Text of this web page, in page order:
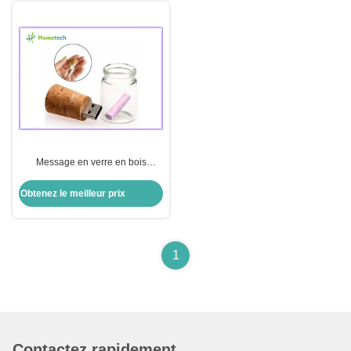
Message en verre en bois
8GB d'instantané d'Usb de
Obtenez le meilleur prix
1